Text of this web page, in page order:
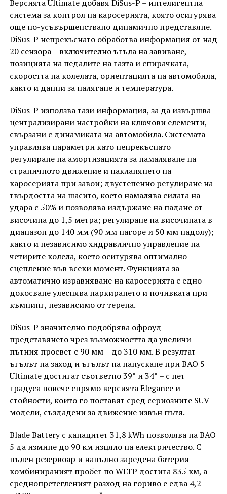
Версията Ultimate добавя DiSus-P – интелигентна
система за контрол на каросерията, която осигурява
още по-усъвършенствано динамично представяне.
DiSus-P непрекъснато обработва информация от над
20 сензора – включително ъгъла на завиване,
позицията на педалите на газта и спирачката,
скоростта на колелата, ориентацията на автомобила,
както и данни за налягане и температура.
DiSus-P използва тази информация, за да извършва
централизирани настройки на ключови елементи,
свързани с динамиката на автомобила. Системата
управлява параметри като непрекъснато
регулиране на амортизацията за намаляване на
страничното движение и накланянето на
каросерията при завои; двустепенно регулиране на
твърдостта на шасито, което намалява силата на
удара с 50% и позволява издържане на падане от
височина до 1,5 метра; регулиране на височината в
диапазон до 140 мм (90 мм нагоре и 50 мм надолу);
както и независимо хидравлично управление на
четирите колела, което осигурява оптимално
сцепление във всеки момент. Функцията за
автоматично изравняване на каросерията с едно
докосване улеснява паркирането и почивката при
къмпинг, независимо от терена.
DiSus-P значително подобрява офроуд
представянето чрез възможността да увеличи
пътния просвет с 90 мм – до 310 мм. В резултат
ъгълът на заход и ъгълът на напускане при BAO 5
Ultimate достигат съответно 39° и 34° – с пет
градуса повече спрямо версията Elegance и
стойности, които го поставят сред сериозните SUV
модели, създадени за движение извън пътя.
Blade Battery с капацитет 31,8 kWh позволява на BAO
5 да измине до 90 км изцяло на електричество. С
пълен резервоар и напълно заредена батерия
комбинираният пробег по WLTP достига 835 км, а
среднопретегленият разход на гориво е едва 4,2